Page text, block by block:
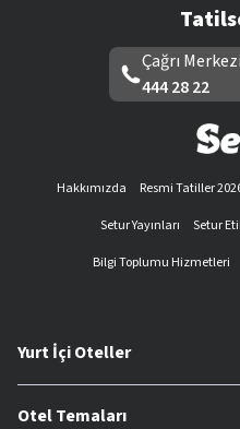
Çağrı Merkezi
444 28 22
Hakkımızda Resmi Tatiller
Setur Yayınları
Setur
Bilgi Toplumu Hizmetleri
Yurt İçi Oteller
Otel Temaları